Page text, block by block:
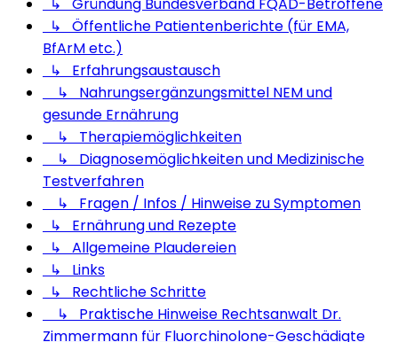
↳ Gründung Bundesverband FQAD-Betroffene
↳ Öffentliche Patientenberichte (für EMA,
BfArM etc.)
↳ Erfahrungsaustausch
↳ Nahrungsergänzungsmittel NEM und
gesunde Ernährung
↳ Therapiemöglichkeiten
↳ Diagnosemöglichkeiten und Medizinische
Testverfahren
↳ Fragen / Infos / Hinweise zu Symptomen
↳ Ernährung und Rezepte
↳ Allgemeine Plaudereien
↳ Links
↳ Rechtliche Schritte
↳ Praktische Hinweise Rechtsanwalt Dr.
Zimmermann für Fluorchinolone-Geschädigte